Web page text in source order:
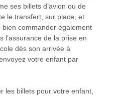
ses billets d’avion ou de
le transfert, sur place, et
commander également
l’assurance de la prise en
dès son arrivée à
votre enfant par
les billets pour votre enfant,